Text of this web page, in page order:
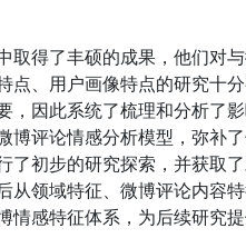
取得了丰硕的成果，他们对
点、用户画像特点的研究十
，因此系统了梳理和分析了
评论情感分析模型，弥补了
了初步的研究探索，并获取
从领域特征、微博评论内容
情感特征体系，为后续研究